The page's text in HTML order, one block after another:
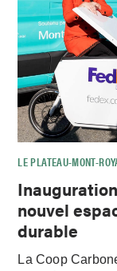
LE PLATEAU-MONT-
nouvel
durable
La Coop